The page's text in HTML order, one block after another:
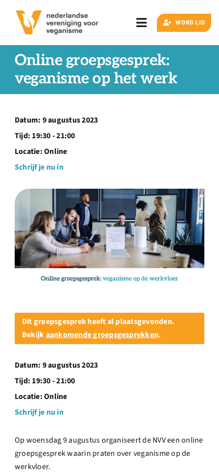
inhoud
Toggle
Navigation
Zoeken
naar:
Veganisme
Doe ook mee
Over ons
Ondernemer
Doneren
English
WORD LID
Online groepsgesprek:
veganisme op het werk
Datum: 9 augustus 2023
Tijd: 19:30 - 21:00
Locatie:Online
Schrijf je nu in
Dit groepsgesprek heeft al plaatsgevonden.
Bekijkaankomende groepsgesprekken.
Datum: 9 augustus 2023
Tijd: 19:30 - 21:00
Locatie:Online
Schrijf je nu in
Op woensdag 9 augustus organiseert de NVV een online
groepsgesprek waarin praten over veganisme op de
werkvloer.